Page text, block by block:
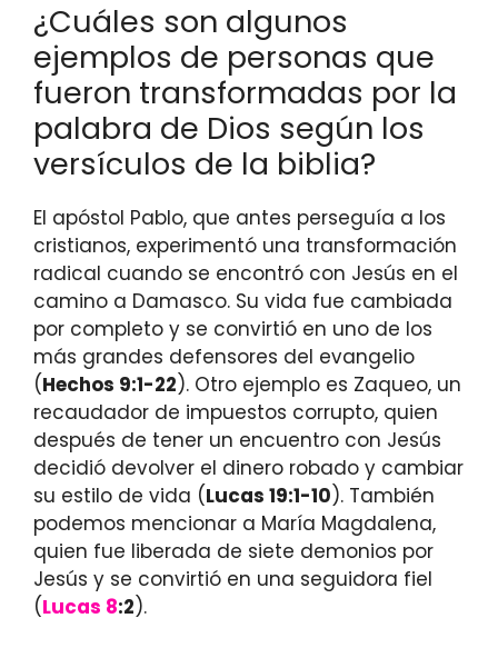
¿Cuáles son algunos
ejemplos de personas que
fueron transformadas por la
palabra de Dios según los
versículos de la biblia?
El apóstol Pablo, que antes perseguía a los
cristianos, experimentó una transformación
radical cuando se encontró con Jesús en el
camino a Damasco. Su vida fue cambiada
por completo y se convirtió en uno de los
más grandes defensores del evangelio
(Hechos 9:1-22). Otro ejemplo es Zaqueo, un
recaudador de impuestos corrupto, quien
después de tener un encuentro con Jesús
decidió devolver el dinero robado y cambiar
su estilo de vida (Lucas 19:1-10). También
podemos mencionar a María Magdalena,
quien fue liberada de siete demonios por
Jesús y se convirtió en una seguidora fiel
(Lucas 8:2).